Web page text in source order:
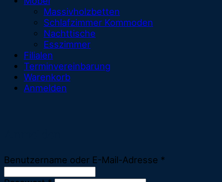
Massivholzbetten
Schlafzimmer Kommoden
Nachttische
Esszimmer
Filialen
Terminvereinbarung
Warenkorb
Anmelden
Benutzername oder E-Mail-Adresse *